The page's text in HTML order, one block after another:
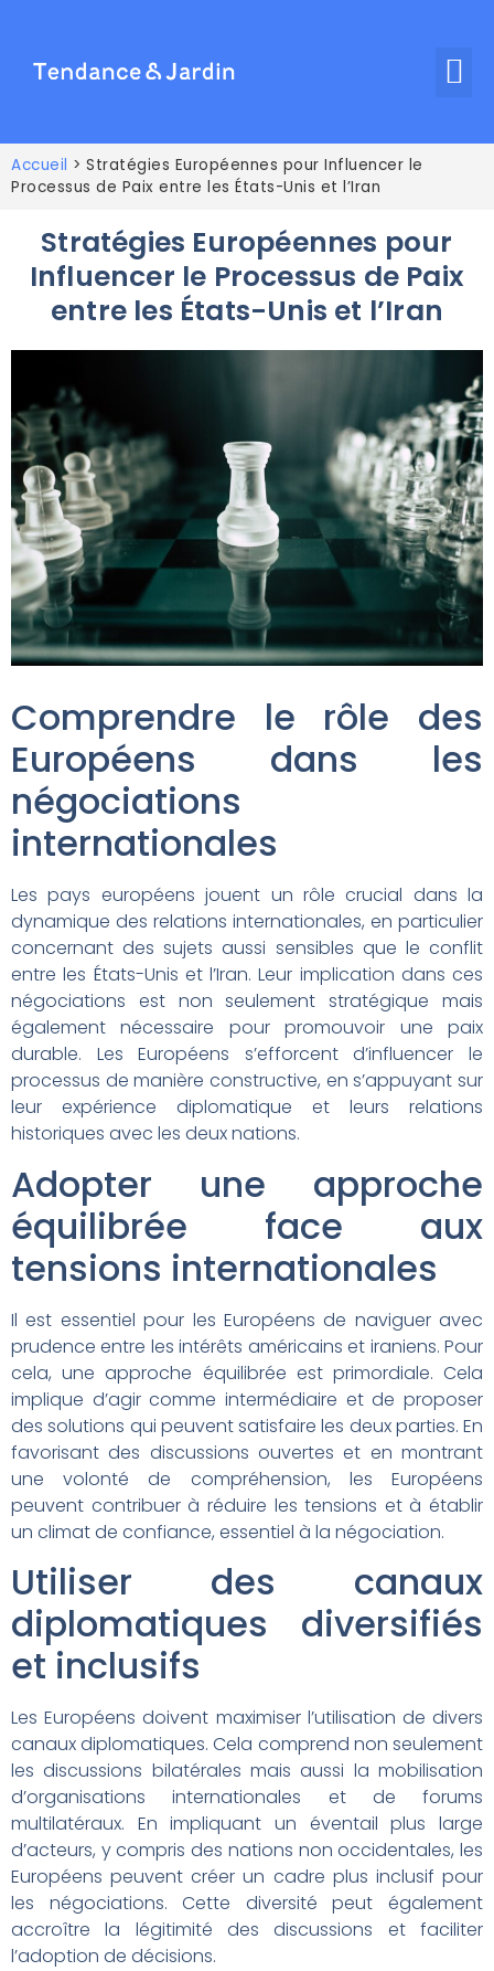
Accueil > Stratégies Européennes pour Influencer le
Processus de Paix entre les États-Unis et l’Iran
Stratégies Européennes pour
Influencer le Processus de Paix
entre les États-Unis et l’Iran
Comprendre le rôle des
Européens dans les
négociations
internationales
Les pays européens jouent un rôle crucial dans la
dynamique des relations internationales, en particulier
concernant des sujets aussi sensibles que le conflit
entre les États-Unis et l’Iran. Leur implication dans ces
négociations est non seulement stratégique mais
également nécessaire pour promouvoir une paix
durable. Les Européens s’efforcent d’influencer le
processus de manière constructive, en s’appuyant sur
leur expérience diplomatique et leurs relations
historiques avec les deux nations.
Adopter une approche
équilibrée face aux
tensions internationales
Il est essentiel pour les Européens de naviguer avec
prudence entre les intérêts américains et iraniens. Pour
cela, une approche équilibrée est primordiale. Cela
implique d’agir comme intermédiaire et de proposer
des solutions qui peuvent satisfaire les deux parties. En
favorisant des discussions ouvertes et en montrant
une volonté de compréhension, les Européens
peuvent contribuer à réduire les tensions et à établir
un climat de confiance, essentiel à la négociation.
Utiliser des canaux
diplomatiques diversifiés
et inclusifs
Les Européens doivent maximiser l’utilisation de divers
canaux diplomatiques. Cela comprend non seulement
les discussions bilatérales mais aussi la mobilisation
d’organisations internationales et de forums
multilatéraux. En impliquant un éventail plus large
d’acteurs, y compris des nations non occidentales, les
Européens peuvent créer un cadre plus inclusif pour
les négociations. Cette diversité peut également
accroître la légitimité des discussions et faciliter
l’adoption de décisions.